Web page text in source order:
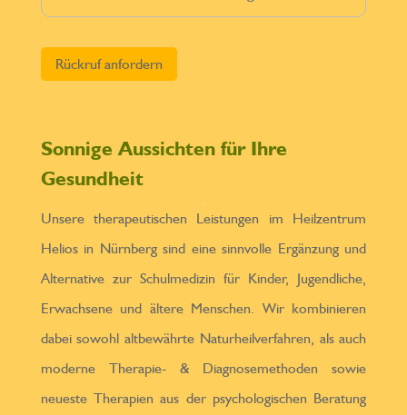
Sonnige Aussichten für Ihre
Gesundheit
Unsere therapeutischen Leistungen im Heilzentrum
Helios in Nürnberg sind eine sinnvolle Ergänzung und
Alternative zur Schulmedizin für Kinder, Jugendliche,
Erwachsene und ältere Menschen. Wir kombinieren
dabei sowohl altbewährte Naturheilverfahren, als auch
moderne Therapie- & Diagnosemethoden sowie
neueste Therapien aus der psychologischen Beratung